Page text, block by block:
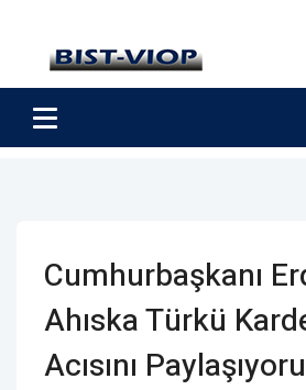
Cumhurbaşkanı
Ahıska Türkü
Acısını